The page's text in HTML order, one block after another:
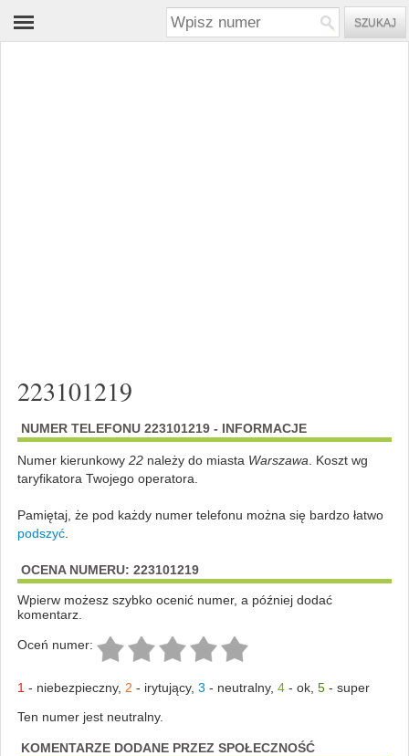
223101219
NUMER TELEFONU 223101219 - INFORMACJE
Numer kierunkowy 22należy do miasta Warszawa . Koszt wg
taryfikatora Twojego operatora.
Pamiętaj, że pod każdy numer telefonu można się bardzo łatwo
podszyć.
OCENA NUMERU: 223101219
Wpierw możesz szybko ocenić numer, a później dodać
komentarz.
Oceń numer:
1 - niebezpieczny, 2 - irytujący, 3 - neutralny, 4- ok, 5- super
Ten numer jest neutralny.
KOMENTARZE DODANE PRZEZ SPOŁECZNOŚĆ